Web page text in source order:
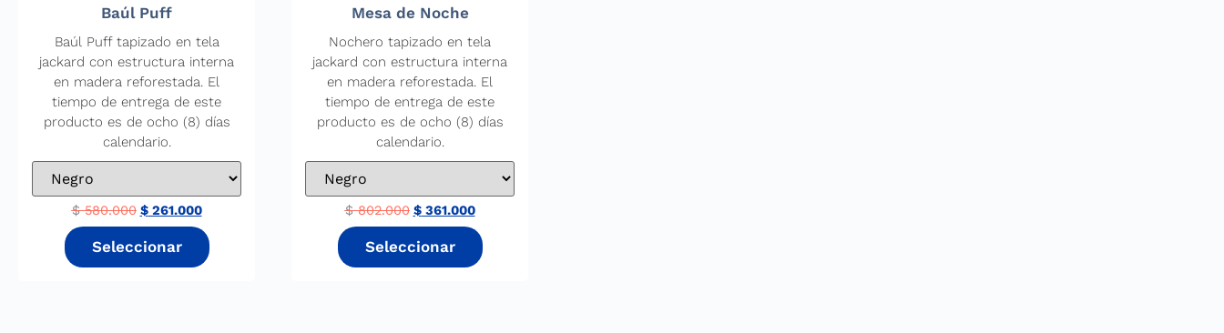
Baúl Puff
Baúl Puff tapizado en tela
jackard con estructura interna
en madera reforestada. El
tiempo de entrega de este
producto es de ocho (8) días
calendario.
$580.000 $261.000
Mesa de Noche
Nochero tapizado en tela
jackard con estructura interna
en madera reforestada. El
tiempo de entrega de este
producto es de ocho (8) días
calendario.
$802.000 $361.000